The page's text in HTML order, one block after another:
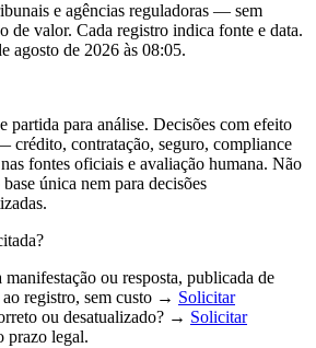
e agências reguladoras — sem
de valor. Cada registro indica fonte e data.
agosto de 2026 às 08:05.
partida para análise. Decisões com efeito
contratação, seguro, compliance
fontes oficiais e avaliação humana. Não
única nem para decisões
ou resposta, publicada de
registro, sem custo → Solicitar
ou desatualizado? → Solicitar
prazo legal.